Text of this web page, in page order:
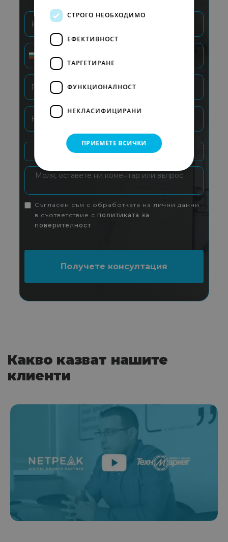
Bulgaria
+359
+359
Съгласен съм с обработката на лични данни
в съответствие с политиката за
поверителност
Какво казват нашите
клиенти
СТРОГО НЕОБХОДИМО
ЕФЕКТИВНОСТ
ТАРГЕТИРАНЕ
ФУНКЦИОНАЛНОСТ
НЕКЛАСИФИЦИРАНИ
ПРИЕМЕТЕ ВСИЧКИ